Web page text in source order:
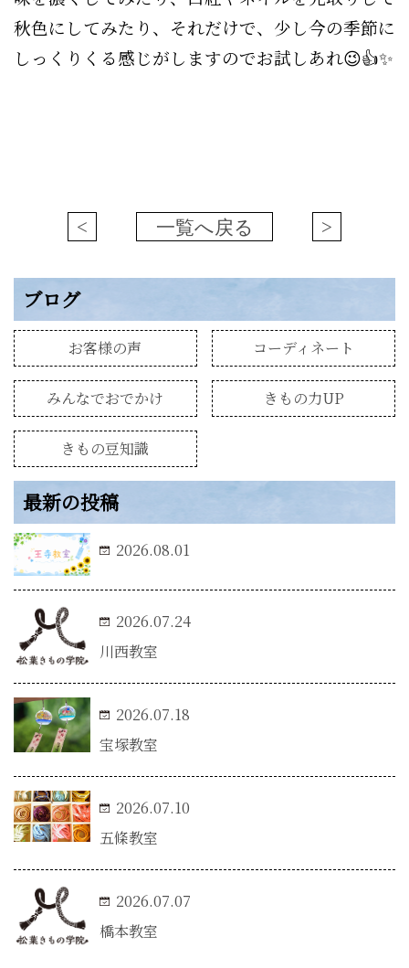
秋色にしてみたり、それだけで、少し今の季節に
しっくりくる感じがしますのでお試しあれ😉👍✨
< 一覧へ戻る >
ブログ
お客様の声 コーディネート
みんなでおでかけ きもの力UP
きもの豆知識
最新の投稿
2026.08.01
川西教室
2026.07.24
宝塚教室
2026.07.18
五條教室
2026.07.10
橋本教室
2026.07.07